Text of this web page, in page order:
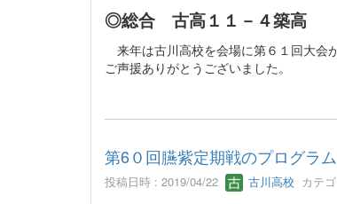
◎総合 古高１１－４築高
来年は古川高校を会場に第６１回大会
ご声援ありがとうございました。
第6０回臙紫定期戦のプログラ
投稿日時 : 2019/04/22 古川高校 カテ